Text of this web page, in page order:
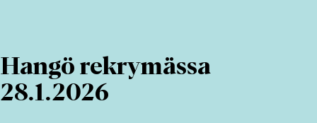
Hangö rekrymässa
28.1.2026